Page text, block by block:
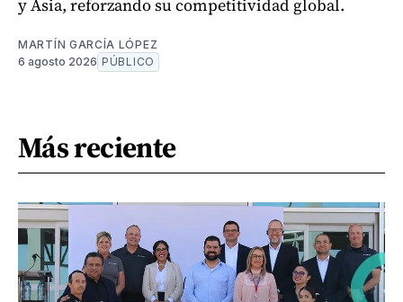
y Asia, reforzando su competitividad global.
MARTÍN GARCÍA LÓPEZ
6 agosto 2026 PÚBLICO
Más reciente